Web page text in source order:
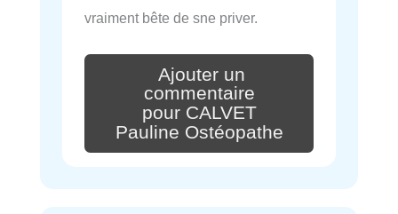
vraiment bête de sne priver.
Ajouter un
commentaire
pour CALVET
Pauline Ostéopathe